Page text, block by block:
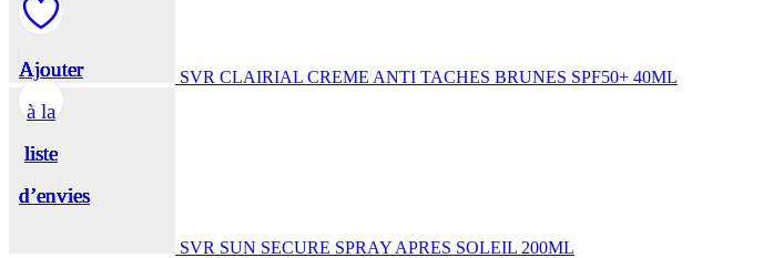
SVR CLAIRIAL CREME ANTI TACHES BRUNES SPF50+ 40ML
SVR SUN SECURE SPRAY APRES SOLEIL 200ML
Ajouter
à la
liste
d’envies
Ajouter
à la
liste
d’envies
Ajouter
à la
liste
d’envies
Ajouter
à la
liste
d’envies
Ajouter
à la
liste
d’envies